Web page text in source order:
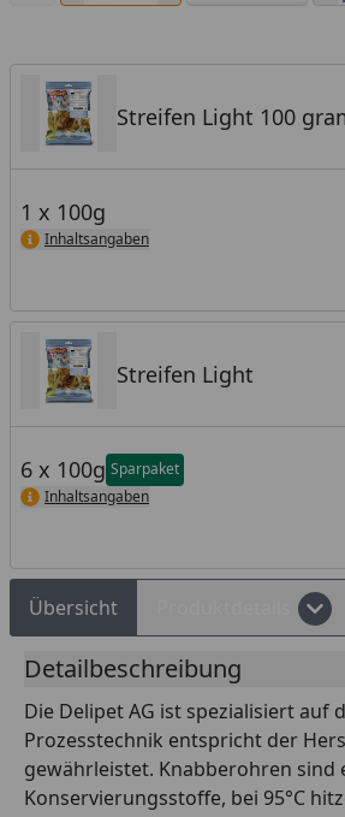
Streifen Light 100
1 x 100g
Inhaltsangaben
Streifen Light
6 x 100g Sparpaket
Inhaltsangaben
Übersicht
Detailbeschreibung
Die Delipet AG ist spezialisiert
Prozesstechnik entspricht der
gewährleistet. Knabberohren sind
Konservierungsstoffe, bei 95°C